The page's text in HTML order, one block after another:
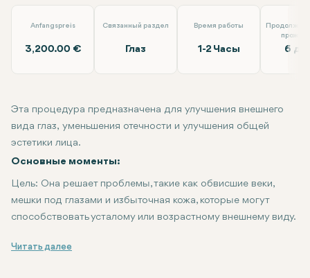
Anfangspreis
3,200.00 €
Связанный раздел
Глаз
Время работы
1-2 Часы 6
Эта процедура предназначена для улучшения внешнего
вида глаз, уменьшения отечности и улучшения общей
эстетики лица.
Основные моменты:
Цель: Она решает проблемы, такие как обвисшие веки,
мешки под глазами и избыточная кожа, которые могут
способствовать усталому или возрастному внешнему виду.
Процедура: Хирургия обычно включает удаление
Восстановление
Результаты: Результаты могут быть довольно
Рекомендации